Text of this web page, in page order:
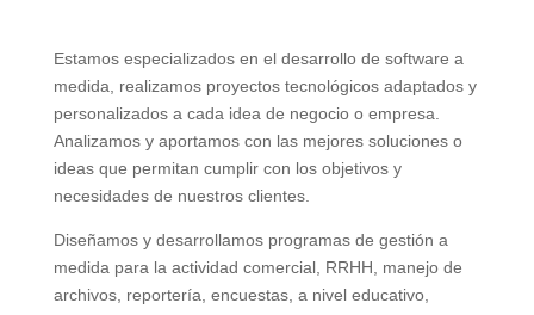
Estamos especializados en el desarrollo de software a
medida, realizamos proyectos tecnológicos adaptados y
personalizados a cada idea de negocio o empresa.
Analizamos y aportamos con las mejores soluciones o
ideas que permitan cumplir con los objetivos y
necesidades de nuestros clientes.
Diseñamos y desarrollamos programas de gestión a
medida para la actividad comercial, RRHH, manejo de
archivos, reportería, encuestas, a nivel educativo,